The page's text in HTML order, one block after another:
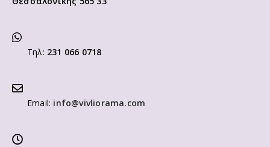
Τηλ: 231 066 0718
Email: info@vivliorama.com